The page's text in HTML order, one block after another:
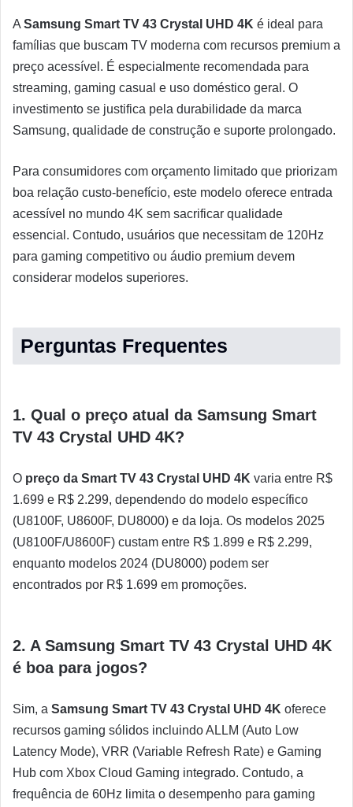
A Samsung Smart TV 43 Crystal UHD 4K é ideal para
famílias que buscam TV moderna com recursos premium a
preço acessível. É especialmente recomendada para
streaming, gaming casual e uso doméstico geral. O
investimento se justifica pela durabilidade da marca
Samsung, qualidade de construção e suporte prolongado.
Para consumidores com orçamento limitado que priorizam
boa relação custo-benefício, este modelo oferece entrada
acessível no mundo 4K sem sacrificar qualidade
essencial. Contudo, usuários que necessitam de 120Hz
para gaming competitivo ou áudio premium devem
considerar modelos superiores.
Perguntas Frequentes
1. Qual o preço atual da Samsung Smart
TV 43 Crystal UHD 4K?
O preço da Smart TV 43 Crystal UHD 4K varia entre R$
1.699 e R$ 2.299, dependendo do modelo específico
(U8100F, U8600F, DU8000) e da loja. Os modelos 2025
(U8100F/U8600F) custam entre R$ 1.899 e R$ 2.299,
enquanto modelos 2024 (DU8000) podem ser
encontrados por R$ 1.699 em promoções.
2. A Samsung Smart TV 43 Crystal UHD 4K
é boa para jogos?
Sim, a Samsung Smart TV 43 Crystal UHD 4K oferece
recursos gaming sólidos incluindo ALLM (Auto Low
Latency Mode), VRR (Variable Refresh Rate) e Gaming
Hub com Xbox Cloud Gaming integrado. Contudo, a
frequência de 60Hz limita o desempenho para gaming